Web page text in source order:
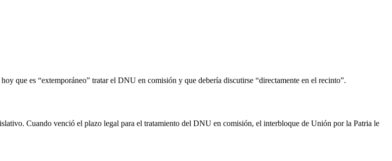
hoy que es “extemporáneo” tratar el DNU en comisión y que debería discutirse “directamente en el recinto”.
Cuando venció el plazo legal para el tratamiento del DNU en comisión, el interbloque de Unión por la Patria le